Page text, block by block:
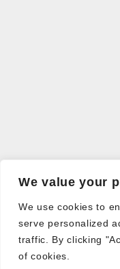
We value your
We use cookies to
serve personalized
traffic. By clicking
of cookies.